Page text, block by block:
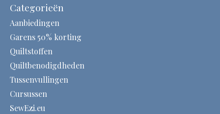
Categorieën
Aanbiedingen
Garens 50% korting
Quiltstoffen
Quiltbenodigdheden
Tussenvullingen
Cursussen
SewEzi.eu